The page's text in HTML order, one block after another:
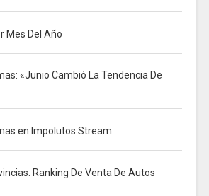
Mes Del Año
«Junio Cambió La Tendencia De
en Impolutos Stream
Ranking De Venta De Autos